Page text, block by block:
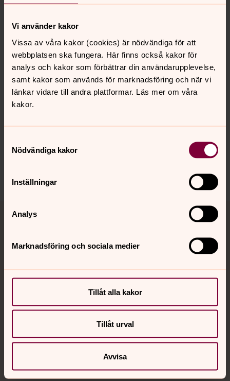
Vi använder kakor
Vissa av våra kakor (cookies) är nödvändiga för att
webbplatsen ska fungera. Här finns också kakor för
analys och kakor som förbättrar din användarupplevelse,
samt kakor som används för marknadsföring och när vi
länkar vidare till andra plattformar. Läs mer om våra
kakor.
Nödvändiga kakor
Inställningar
Analys
Marknadsföring och sociala medier
Tillåt alla kakor
Tillåt urval
Avvisa
lisa.spannar@svenskakyrkan.se
Välkommen!
Senast ändrad 20 augusti 2024
Synpunkter eller frågor på sidans
Dela
Hitta snabbt
Sociala kanaler